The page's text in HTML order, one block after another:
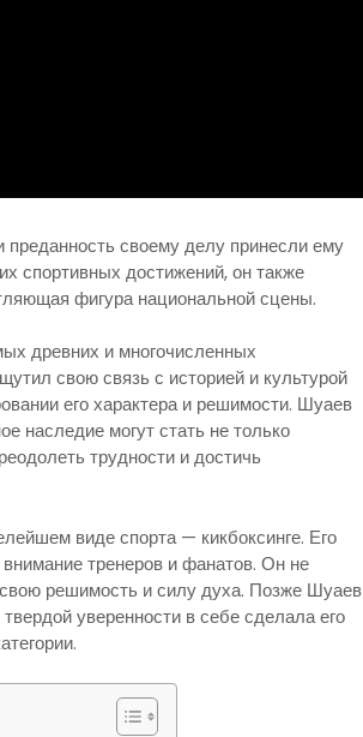
своему делу принесли ему
спортивных достижений, он также
фигура национальной сцены.
древних и многочисленных
свою связь с историей и культурой
его характера и решимости. Шуаев
наследие могут стать не только
трудности и достичь
виде спорта — кикбоксинге. Его
тренеров и фанатов. Он не
решимость и силу духа. Позже Шуаев
уверенности в себе сделала его